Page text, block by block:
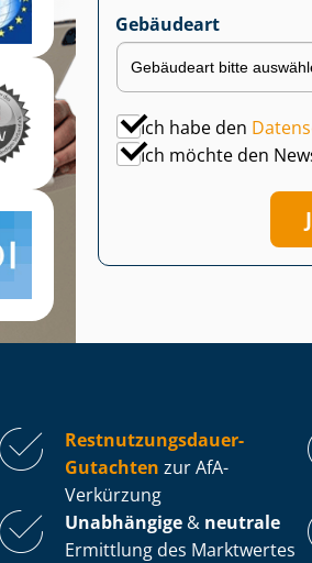
Gebäudeart
Ich habe den
Ich möchte den
Rest­nut­zungs­dau­er-
Gutachten zur AfA-
Verkürzung
Unabhängige & neutrale
Ermittlung des Marktwertes